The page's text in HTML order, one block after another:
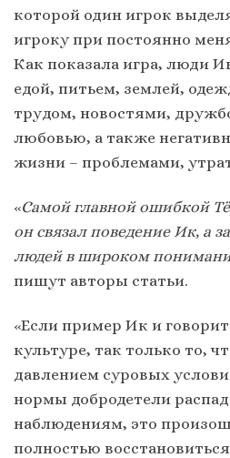
которой один игрок
игроку при постоянно
Как показала игра, люди
едой, питьем, землей,
трудом, новостями,
любовью, а также
жизни – проблемами,
«Самой главной ошибкой
он связал поведение Ик, а
людей в широком
пишут авторы статьи.
«Если пример Ик и
культуре, так только то,
давлением суровых
нормы добродетели
наблюдениям, это
полностью